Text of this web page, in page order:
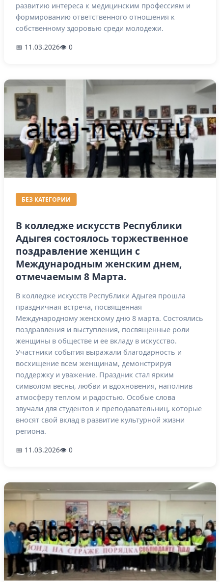
развитию интереса к медицинским профессиям и
формированию ответственного отношения к
собственному здоровью среди молодежи.
📅 11.03.2026👁 0
БЕЗ КАТЕГОРИИ
В колледже искусств Республики
Адыгея состоялось торжественное
поздравление женщин с
Международным женским днем,
отмечаемым 8 Марта.
В колледже искусств Республики Адыгея прошла
праздничная встреча, посвященная
Международному женскому дню 8 марта. Состоялись
поздравления и выступления, посвященные роли
женщины в обществе и ее вкладу в искусство.
Участники события выражали благодарность и
восхищение всем женщинам, демонстрируя
поддержку и уважение. Праздник стал ярким
символом весны, любви и вдохновения, наполнив
атмосферу теплом и радостью. Особые слова
звучали для студентов и преподавательниц, которые
вносят свой вклад в развитие культурной жизни
региона.
📅 11.03.2026👁 0